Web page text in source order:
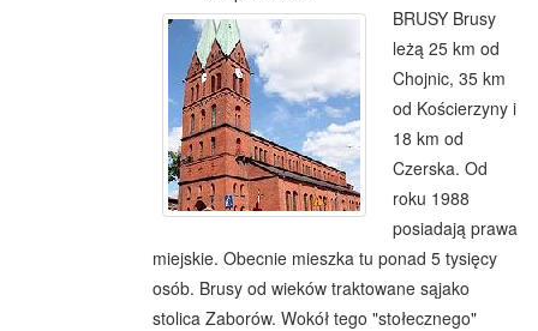
BRUSY Brusy
leżą 25 km od
Chojnic, 35 km
od Kościerzyny i
18 km od
Czerska. Od
roku 1988
posiadają prawa
miejskie. Obecnie mieszka tu ponad 5 tysięcy
osób. Brusy od wieków traktowane sąjako
stolica Zaborów. Wokół tego "stołecznego"